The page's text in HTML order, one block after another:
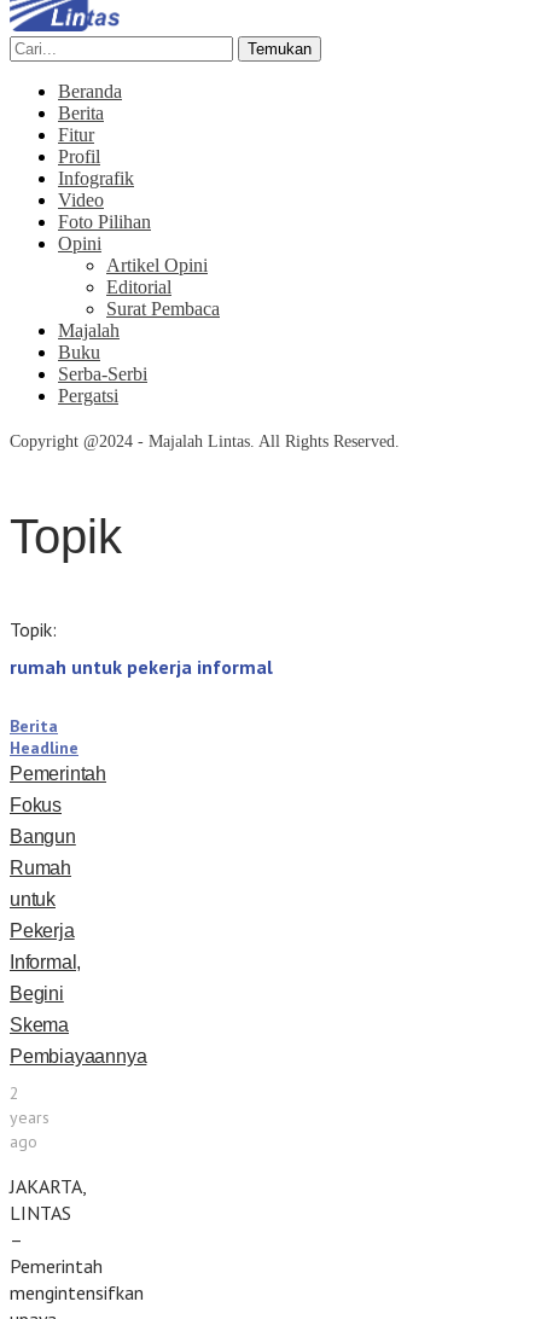
Temukan
Beranda
Berita
Fitur
Profil
Infografik
Video
Foto Pilihan
Opini
Artikel Opini
Editorial
Surat Pembaca
Majalah
Buku
Serba-Serbi
Pergatsi
Copyright @2024 - Majalah Lintas. All Rights Reserved.
Topik
Topik:
rumah untuk pekerja informal
Berita
Headline
Pemerintah
Fokus
Bangun
Rumah
untuk
Pekerja
Informal,
Begini
Skema
Pembiayaannya
2
years
ago
JAKARTA,
LINTAS
–
Pemerintah
mengintensifkan